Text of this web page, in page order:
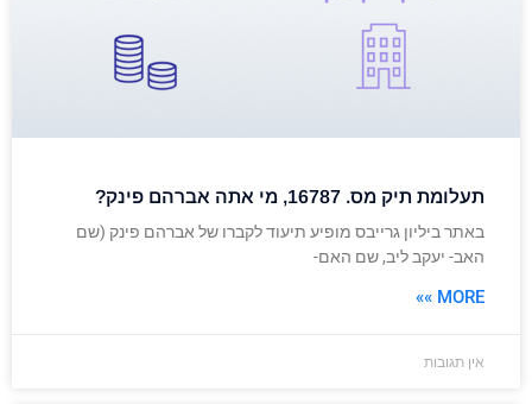
תעלומת תיק מס. 16787, מי אתה אברהם פינק?
באתר ביליון גרייבס מופיע תיעוד לקברו של אברהם פינק (שם
האב- יעקב ליב, שם האם-
MORE »»
אין תגובות